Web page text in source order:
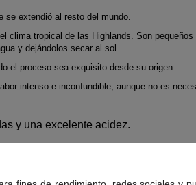
se extendió al resto del mundo.
tropical de las Highlands. Son
y dejándolos secar al sol.
el proceso sea exquisito desde su origen.
intenso e inconfundible, aunque no es
y una excelente acidez.